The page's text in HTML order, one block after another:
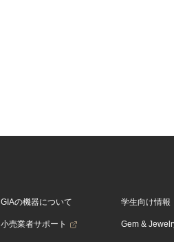
GIAの機器について
小売業者サポート
学生向け情報
Gem &